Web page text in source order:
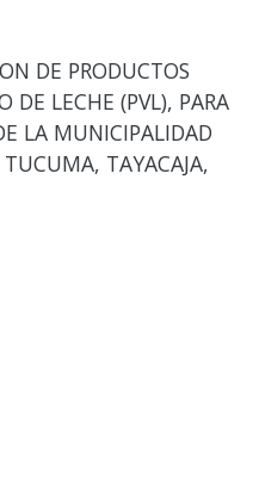
DE PRODUCTOS
DE LECHE (PVL), PARA
LA MUNICIPALIDAD
TAYACAJA,